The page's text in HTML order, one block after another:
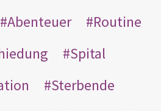
Abenteuer
Routine
Spital
Sterbende